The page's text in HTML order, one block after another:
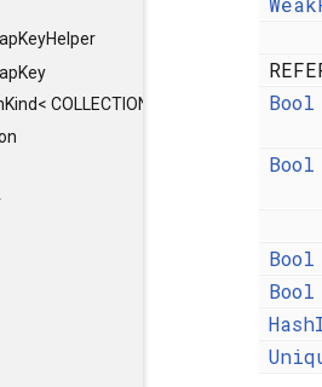
COLLECTION, typename
Bool
Bool
Bool
Bool